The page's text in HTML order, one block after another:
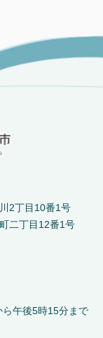
2丁目10番1号
二丁目12番1号
午後5時15分まで